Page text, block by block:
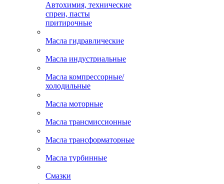
Автохимия, технические
спреи, пасты
притирочные
Масла гидравлические
Масла индустриальные
Масла компрессорные/
холодильные
Масла моторные
Масла трансмиссионные
Масла трансформаторные
Масла турбинные
Смазки